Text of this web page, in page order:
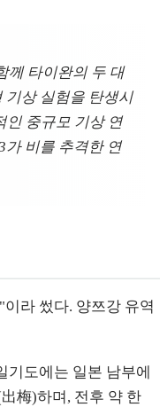
께 타이완의 두 대
기상 실험을 탄생시
인 중규모 기상 연
가 비를 추격한 연
라 썼다. 양쯔강 유역
기도에는 일본 남부에
梅)하며, 전후 약 한